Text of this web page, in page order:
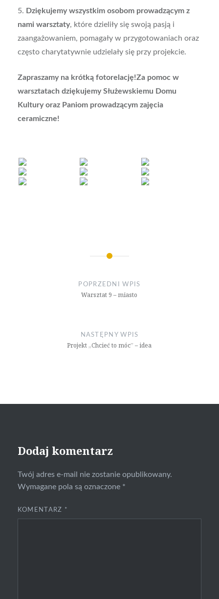
5. Dziękujemy wszystkim osobom prowadzącym z
nami warsztaty, które dzieliły się swoją pasją i
zaangażowaniem, pomagały w przygotowaniach oraz
często charytatywnie udzielały się przy projekcie.
Zapraszamy na krótką fotorelację!Za pomoc w
warsztatach dziękujemy Służewskiemu Domu
Kultury oraz Paniom prowadzącym zajęcia
ceramiczne!
POPRZEDNI WPIS
Warsztat 9 – miasto
NASTĘPNY WPIS
Projekt „Chcieć to móc” – idea
Dodaj komentarz
Twój adres e-mail nie zostanie opublikowany.
Wymagane pola są oznaczone *
KOMENTARZ *